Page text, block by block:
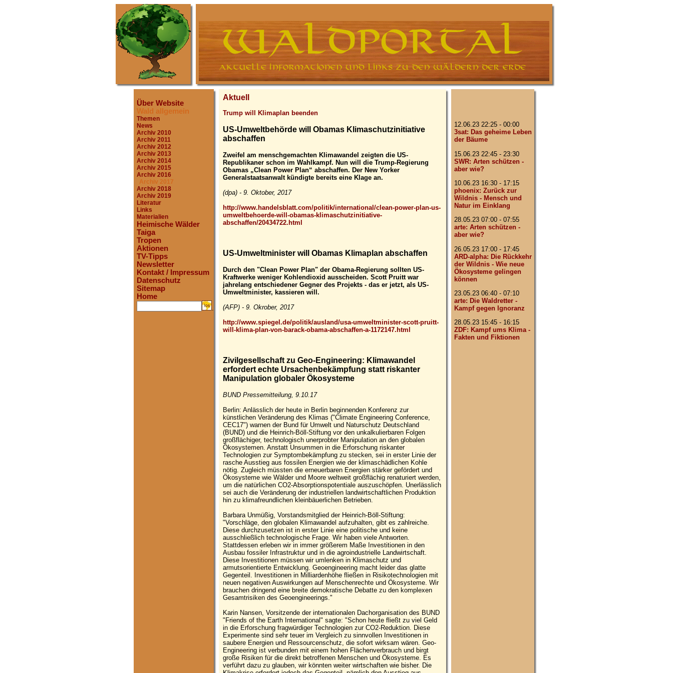
Über Website
Wald allgemein
Themen
News
Archiv 2010
Archiv 2011
Archiv 2012
Archiv 2013
Archiv 2014
Archiv 2015
Archiv 2016
Archiv 2017
Archiv 2018
Archiv 2019
Literatur
Links
Materialien
Heimische Wälder
Taiga
Tropen
Aktionen
TV-Tipps
Newsletter
Kontakt / Impressum
Datenschutz
Sitemap
Home
.
Aktuell
Trump will Klimaplan beenden
US-Umweltbehörde will Obamas Klimaschutzinitiative
abschaffen
Zweifel am menschgemachten Klimawandel zeigten die US-
Republikaner schon im Wahlkampf. Nun will die Trump-Regierung
Obamas „Clean Power Plan“ abschaffen. Der New Yorker
Generalstaatsanwalt kündigte bereits eine Klage an.
(dpa) - 9. Oktober, 2017
http://www.handelsblatt.com/politik/international/clean-power-plan-us-
umweltbehoerde-will-obamas-klimaschutzinitiative-
abschaffen/20434722.html
US-Umweltminister will Obamas Klimaplan abschaffen
Durch den "Clean Power Plan" der Obama-Regierung sollten US-
Kraftwerke weniger Kohlendioxid ausscheiden. Scott Pruitt war
jahrelang entschiedener Gegner des Projekts - das er jetzt, als US-
Umweltminister, kassieren will.
(AFP) - 9. Okrober, 2017
http://www.spiegel.de/politik/ausland/usa-umweltminister-scott-pruitt-
will-klima-plan-von-barack-obama-abschaffen-a-1172147.html
Zivilgesellschaft zu Geo-Engineering: Klimawandel
erfordert echte Ursachenbekämpfung statt riskanter
Manipulation globaler Ökosysteme
BUND Pressemitteilung, 9.10.17
Berlin: Anlässlich der heute in Berlin beginnenden Konferenz zur
künstlichen Veränderung des Klimas ("Climate Engineering Conference,
CEC17") warnen der Bund für Umwelt und Naturschutz Deutschland
(BUND) und die Heinrich-Böll-Stiftung vor den unkalkulierbaren Folgen
großflächiger, technologisch unerprobter Manipulation an den globalen
Ökosystemen. Anstatt Unsummen in die Erforschung riskanter
Technologien zur Symptombekämpfung zu stecken, sei in erster Linie der
rasche Ausstieg aus fossilen Energien wie der klimaschädlichen Kohle
nötig. Zugleich müssten die erneuerbaren Energien stärker gefördert und
Ökosysteme wie Wälder und Moore weltweit großflächig renaturiert werden,
um die natürlichen CO2-Absorptionspotentiale auszuschöpfen. Unerlässlich
sei auch die Veränderung der industriellen landwirtschaftlichen Produktion
hin zu klimafreundlichen kleinbäuerlichen Betrieben.
Barbara Unmüßig, Vorstandsmitglied der Heinrich-Böll-Stiftung:
"Vorschläge, den globalen Klimawandel aufzuhalten, gibt es zahlreiche.
Diese durchzusetzen ist in erster Linie eine politische und keine
ausschließlich technologische Frage. Wir haben viele Antworten.
Stattdessen erleben wir in immer größerem Maße Investitionen in den
Ausbau fossiler Infrastruktur und in die agroindustrielle Landwirtschaft.
Diese Investitionen müssen wir umlenken in Klimaschutz und
armutsorientierte Entwicklung. Geoengineering macht leider das glatte
Gegenteil. Investitionen in Milliardenhöhe fließen in Risikotechnologien mit
neuen negativen Auswirkungen auf Menschenrechte und Ökosysteme. Wir
brauchen dringend eine breite demokratische Debatte zu den komplexen
Gesamtrisiken des Geoengineerings."
Karin Nansen, Vorsitzende der internationalen Dachorganisation des BUND
"Friends of the Earth International" sagte: "Schon heute fließt zu viel Geld
in die Erforschung fragwürdiger Technologien zur CO2-Reduktion. Diese
Experimente sind sehr teuer im Vergleich zu sinnvollen Investitionen in
saubere Energien und Ressourcenschutz, die sofort wirksam wären. Geo-
Engineering ist verbunden mit einem hohen Flächenverbrauch und birgt
große Risiken für die direkt betroffenen Menschen und Ökosysteme. Es
verführt dazu zu glauben, wir könnten weiter wirtschaften wie bisher. Die
12.06.23 22:25 - 00:00
3sat: Das geheime Leben
der Bäume
15.06.23 22:45 - 23:30
SWR: Arten schützen -
aber wie?
10.06.23 16:30 - 17:15
phoenix: Zurück zur
Wildnis - Mensch und
Natur im Einklang
28.05.23 07:00 - 07:55
arte: Arten schützen -
aber wie?
26.05.23 17:00 - 17:45
ARD-alpha: Die Rückkehr
der Wildnis - Wie neue
Ökosysteme gelingen
können
23.05.23 06:40 - 07:10
arte: Die Waldretter -
Kampf gegen Ignoranz
28.05.23 15:45 - 16:15
ZDF: Kampf ums Klima -
Fakten und Fiktionen